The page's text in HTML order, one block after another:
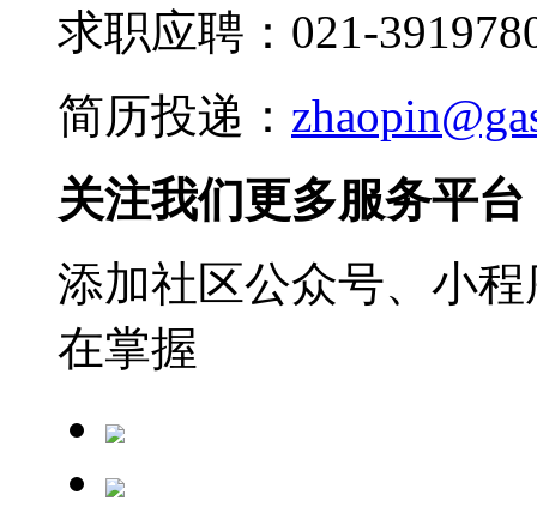
求职应聘：021-
简历投递：
关注我们更多服务平台
添加社区公众号、小
在掌握